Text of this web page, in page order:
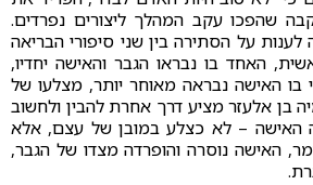
שהפכו עקב המהלך ליצורים נפרדים.
על הסתירה בין שני סיפורי הבריאה
האחד בו נבראו הגבר והאישה יחדיו,
בו האישה נבראה מאוחר יותר, מצלעו של
בן אלעזר מציע דרך אחרת להבין ולחשוב
האישה – לא כצלע במובן של עצם, אלא
האישה נוסרה והופרדה מצדו של הגבר,